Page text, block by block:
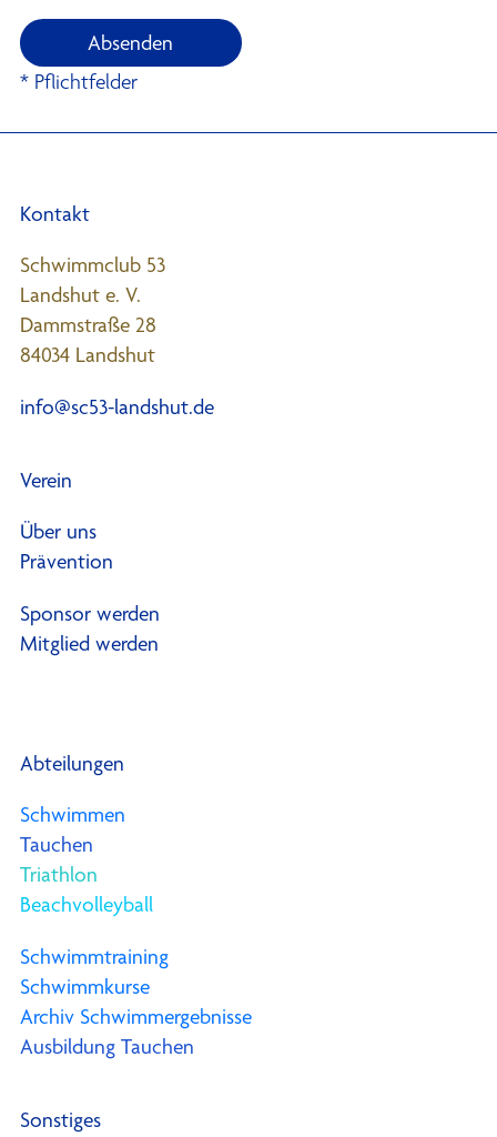
l
d
e
.
* Pflichtfelder
Kontakt
Schwimmclub 53
Landshut e. V.
Dammstraße 28
84034 Landshut
info@sc53-landshut.de
Verein
Über uns
Prävention
Sponsor werden
Mitglied werden
Abteilungen
Schwimmen
Tauchen
Triathlon
Beachvolleyball
Schwimmtraining
Schwimmkurse
Archiv Schwimmergebnisse
Ausbildung Tauchen
Sonstiges